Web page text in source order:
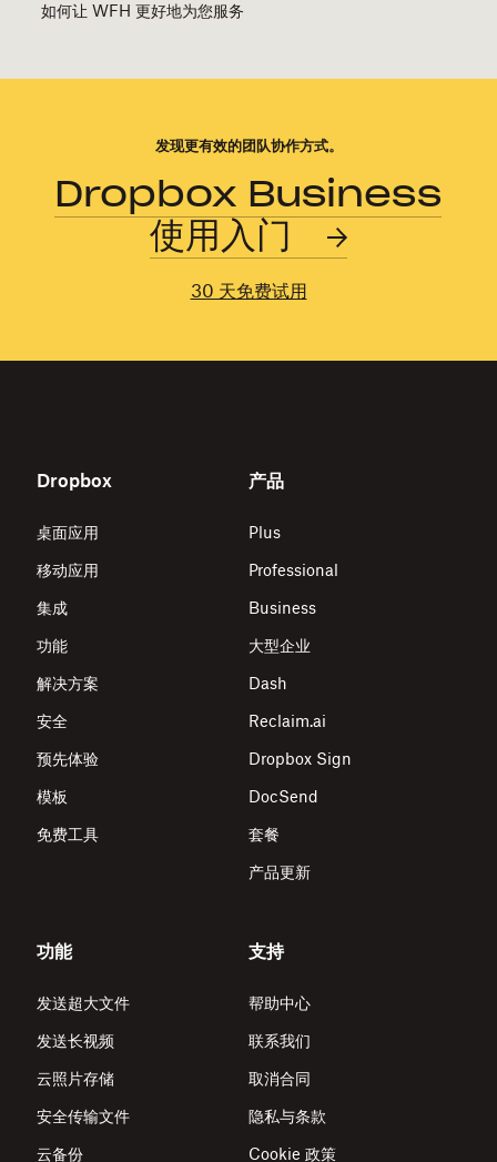
如何让 WFH 更好地为您服务
发现更有效的团队协作方式。
Dropbox Business
使用入门
30 天免费试用
Dropbox
桌面应用
移动应用
集成
功能
解决方案
安全
预先体验
模板
免费工具
产品
Plus
Professional
Business
大型企业
Dash
Reclaim.ai
Dropbox Sign
DocSend
套餐
产品更新
功能
发送超大文件
发送长视频
云照片存储
安全传输文件
云备份
支持
帮助中心
联系我们
取消合同
隐私与条款
Cookie 政策